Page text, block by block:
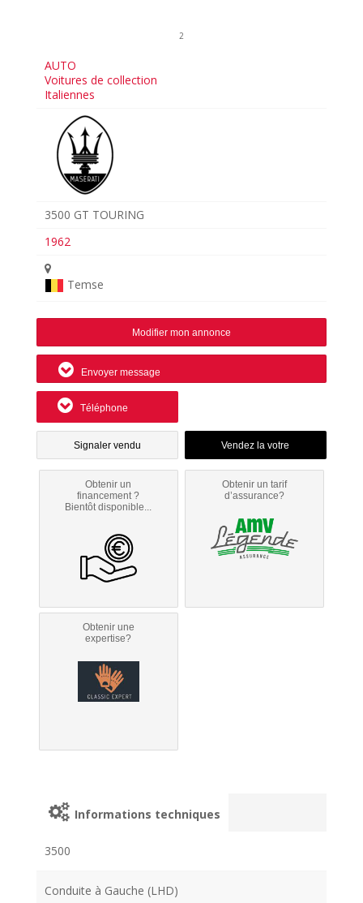
2
AUTO
Voitures de collection
Italiennes
3500 GT TOURING
1962
Temse
Modifier mon annonce
Envoyer message
Téléphone
Signaler vendu
Obtenir un
financement ?
Bientôt disponible...
Obtenir un tarif
d’assurance?
Obtenir une
expertise?
Informations techniques
3500
Conduite à Gauche (LHD)